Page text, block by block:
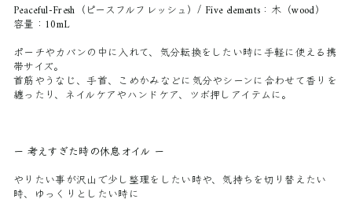
Peaceful-Fresh（ピースフルフレッシュ）/ Five elements：木（wood）
容量：10mL
ポーチやカバンの中に入れて、気分転換をしたい時に手軽に使える携
帯サイズ。
首筋やうなじ、手首、こめかみなどに気分やシーンに合わせて香りを
纏ったり、ネイルケアやハンドケア、ツボ押しアイテムに。
ー 考えすぎた時の休息オイル ー
やりたい事が沢山で少し整理をしたい時や、気持ちを切り替えたい
時、ゆっくりとしたい時に